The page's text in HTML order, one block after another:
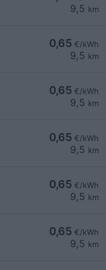
9,5 km
0,65 €/kWh
9,5 km
0,65 €/kWh
9,5 km
0,65 €/kWh
9,5 km
0,65 €/kWh
9,5 km
0,65 €/kWh
9,5 km